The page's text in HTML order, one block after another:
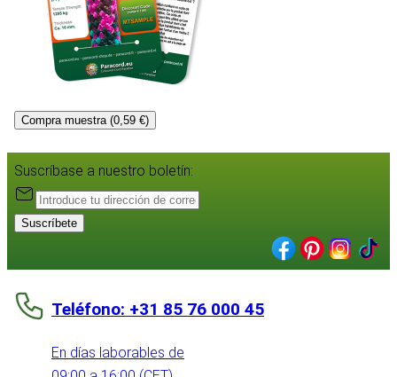
Compra muestra (0,59 €)
Suscríbase a nuestro boletín:
Suscríbete
Teléfono: +31 85 76 000 45
En días laborables de